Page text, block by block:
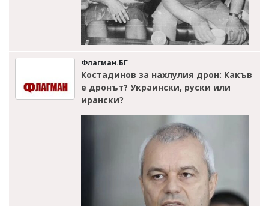
Флагман.БГ
Костадинов за нахлулия дрон: Какъв
е дронът? Украински, руски или
ирански?